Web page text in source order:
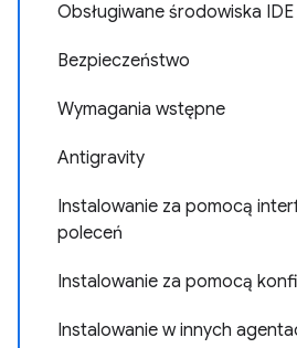
Obsługiwane środowiska
Bezpieczeństwo
Wymagania wstępne
Antigravity
Instalowanie za pomocą
poleceń
Instalowanie za pomocą
Instalowanie w innych